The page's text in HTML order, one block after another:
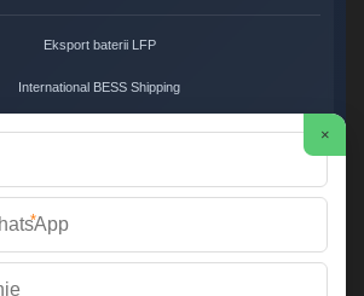
Eksport baterii LFP
International BESS Shipping
Systemy Zero Carbon
Systemy bezemisyjne cena
×
*